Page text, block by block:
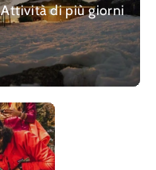
Attività di più giorni